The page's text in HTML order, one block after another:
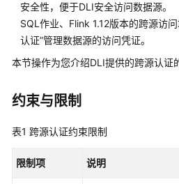
快
速
入
门
用
指
安全性，便于DLI安全访问数据源。
SQL作业、Flink 1.12版本的跨源访
认证”管理数据源的访问凭证。
本节操作为您介绍DLI提供的跨源认证
约束与限制
表1 跨源认证约束限制
限制项 说明